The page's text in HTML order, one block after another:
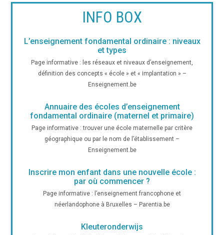
INFO BOX
L’enseignement fondamental ordinaire : niveaux
et types
Page informative : les réseaux et niveaux d’enseignement,
définition des concepts « école » et « implantation » –
Enseignement.be
Annuaire des écoles d’enseignement
fondamental ordinaire (maternel et primaire)
Page informative : trouver une école maternelle par critère
géographique ou par le nom de l’établissement –
Enseignement.be
Inscrire mon enfant dans une nouvelle école :
par où commencer ?
Page informative : l’enseignement francophone et
néerlandophone à Bruxelles – Parentia.be
Kleuteronderwijs